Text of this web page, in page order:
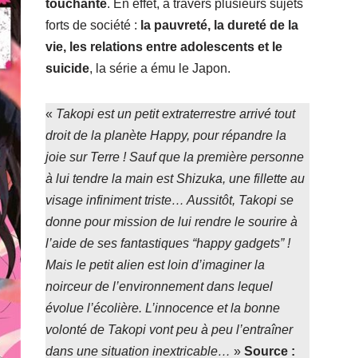
touchante. En effet, à travers plusieurs sujets
forts de société : la pauvreté, la dureté de la
vie, les relations entre adolescents et le
suicide, la série a ému le Japon.
« Takopi est un petit extraterrestre arrivé tout
droit de la planète Happy, pour répandre la
joie sur Terre ! Sauf que la première personne
à lui tendre la main est Shizuka, une fillette au
visage infiniment triste… Aussitôt, Takopi se
donne pour mission de lui rendre le sourire à
l’aide de ses fantastiques “happy gadgets” !
Mais le petit alien est loin d’imaginer la
noirceur de l’environnement dans lequel
évolue l’écolière. L’innocence et la bonne
volonté de Takopi vont peu à peu l’entraîner
dans une situation inextricable… »Source :